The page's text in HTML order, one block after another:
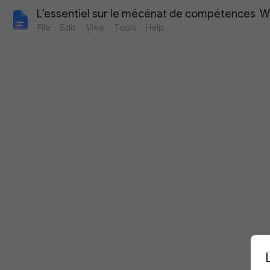
L'essentiel sur le mécénat de compétences
File Edit View Tools Help